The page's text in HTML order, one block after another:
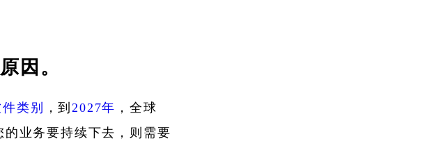
因。
类别 ，到2027年 ，全球
的业务要持续下去，则需要